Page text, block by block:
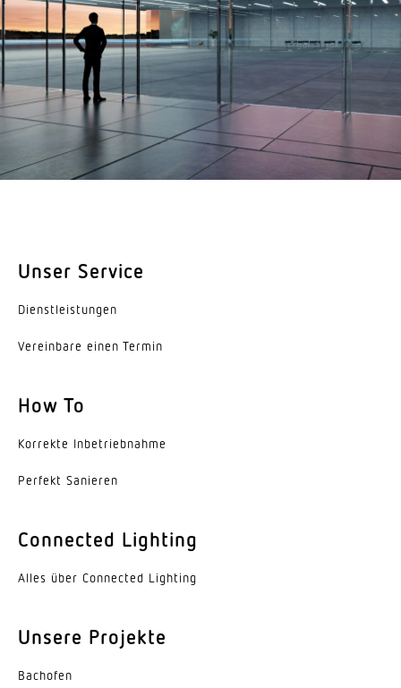
Unser Service
Dienst­leis­tungen
Vereinbare einen Termin
How To
Korrekte Inbe­trieb­nahme
Perfekt Sanieren
Connected Lighting
Alles über Connected Lighting
Unsere Projekte
Bachofen